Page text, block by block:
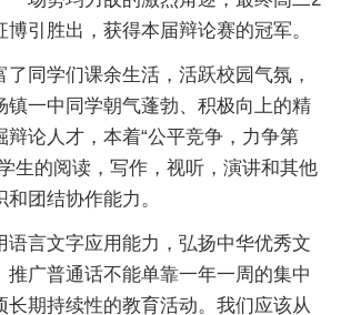
引胜出，获得本届辩论赛的冠军。
同学们课余生活，活跃校园气氛，
镇一中同学朝气蓬勃、积极向上的精
辩论人才，本着“公平竞争，力争第
生的阅读，写作，视听，演讲和其他
团结协作能力。
言文字应用能力，弘扬中华优秀文
推广普通话不能单靠一年一周的集中
长期持续性的教育活动。我们应该从